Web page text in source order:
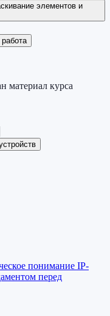
элементов и
материал курса
понимание IP-
перед